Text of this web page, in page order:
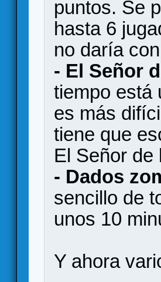
puntos. Se
hasta 6
no daría
- El Señor
tiempo está
es más
tiene que
El Señor de
- Dados
sencillo de
unos 10
Y ahora